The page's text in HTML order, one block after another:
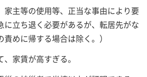
家主等の使用等、正当な事由により要
に立ち退く必要があるが、転居先がな
めに帰する場合は除く。）
家賃が高すぎる。